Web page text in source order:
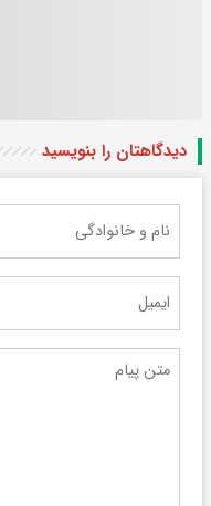
دیدگاهتان را بنویسید